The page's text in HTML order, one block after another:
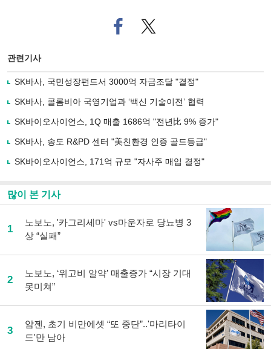
페
이
로
사
유
기
트위
터로
관련기사
SK바사, 국민성장펀드서 3000억 자금조달 "결정"
SK바사, 콜롬비아 국영기업과 ‘백신 기술이전’ 협력
SK바이오사이언스, 1Q 매출 1686억 "전년比 9% 증가"
SK바사, 송도 R&PD 센터 "美친환경 인증 골드등급"
SK바이오사이언스, 171억 규모 "자사주 매입 결정"
많이 본 기사
1
노보노, '카그리세마' vs마운자로 당뇨병 3
상 “실패”
2
노보노, ‘위고비 알약’ 매출증가 “시장 기대
못미쳐”
3
암젠, 초기 비만에셋 “또 중단”..'마리타이
드'만 남아